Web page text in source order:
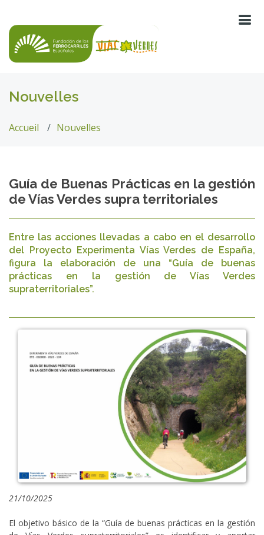
Nouvelles
Accueil Nouvelles
Guía de Buenas Prácticas en la gestión
de Vías Verdes supra territoriales
Entre las acciones llevadas a cabo en el desarrollo
del Proyecto Experimenta Vías Verdes de España,
figura la elaboración de una “Guía de buenas
prácticas en la gestión de Vías Verdes
supraterritoriales”.
21/10/2025
El objetivo básico de la “Guía de buenas prácticas en la gestión